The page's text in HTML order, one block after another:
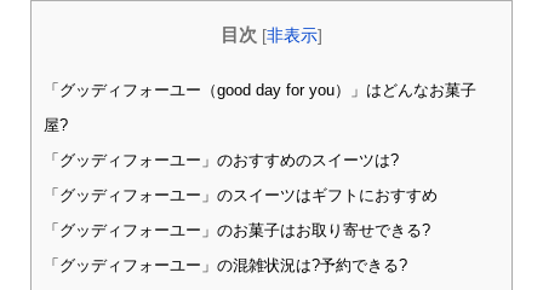
目次 [非表示]
「グッディフォーユー（good day for you）」はどんなお菓子
屋?
「グッディフォーユー」のおすすめのスイーツは?
「グッディフォーユー」のスイーツはギフトにおすすめ
「グッディフォーユー」のお菓子はお取り寄せできる?
「グッディフォーユー」の混雑状況は?予約できる?